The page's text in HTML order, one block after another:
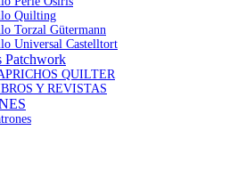
Quilting
Torzal Gütermann
Universal Castelltort
Patchwork
QUILTER
Y REVISTAS